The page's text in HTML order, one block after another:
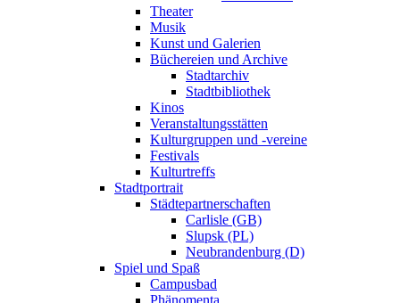
Theater
Musik
Kunst und Galerien
Büchereien und Archive
Stadtarchiv
Stadtbibliothek
Kinos
Veranstaltungsstätten
Kulturgruppen und -vereine
Festivals
Kulturtreffs
Stadtportrait
Städtepartnerschaften
Carlisle (GB)
Slupsk (PL)
Neubrandenburg (D)
Spiel und Spaß
Campusbad
Phänomenta